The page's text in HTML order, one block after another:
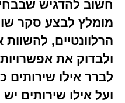
חשוב להדגיש
מומלץ לבצע סקר
הרלוונטיים,
ולבדוק את
לברר אילו שירותים
ועל אילו שירותים